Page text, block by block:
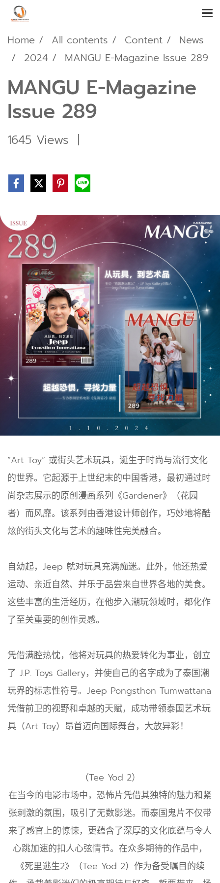
Home All contents Content
News
2024
MANGU E-Magazine Issue 289
MANGU E-Magazine
Issue 289
1645 Views |
“Art Toy” 或街头艺术玩具，诞生于时尚与流行文化
的世界。它起源于上世纪末的中国香港，最初通过时
尚杂志展示的原创漫画系列《Gardener》（花园
者）而风靡。该系列由香港设计师创作，巧妙地将酷
炫的街头文化与艺术的趣味性完美融合。
自幼起，Jeep 就对玩具充满痴迷。此外，他还热爱
运动、亲近自然、并乐于品尝来自世界各地的美食。
这些丰富的生活经历，在他步入潮玩领域时，都化作
了至关重要的创作灵感。
凭借满腔热忱，他将对玩具的热爱转化为事业，创立
了 J.P. Toys Gallery，并使自己的名字成为了泰国潮
玩界的标志性符号。Jeep Pongsthon Tumwattana
凭借前卫的视野和卓越的天赋，成功带领泰国艺术玩
具（Art Toy）昂首迈向国际舞台，大放异彩！
（Tee Yod 2）
在当今的电影市场中，恐怖片凭借其独特的魅力和紧
张刺激的氛围，吸引了无数影迷。而泰国鬼片不仅带
来了感官上的惊悚，更蕴含了深厚的文化底蕴与令人
心跳加速的扣人心弦情节。在众多期待的作品中，
《死里逃生2》（Tee Yod 2）作为备受瞩目的续